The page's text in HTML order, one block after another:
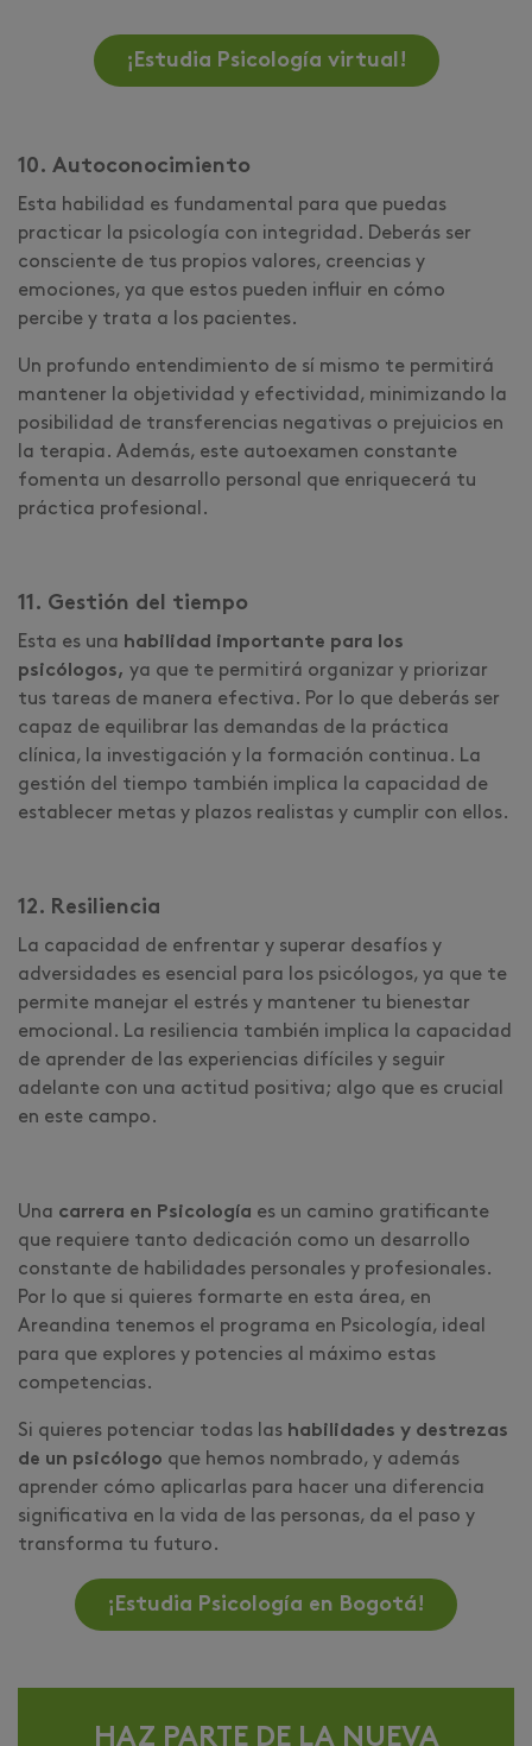
¡Estudia Psicología virtual!
10. Autoconocimiento
Esta habilidad es fundamental para que puedas
practicar la psicología con integridad. Deberás ser
consciente de tus propios valores, creencias y
emociones, ya que estos pueden influir en cómo
percibe y trata a los pacientes.
Un profundo entendimiento de sí mismo te permitirá
mantener la objetividad y efectividad, minimizando la
posibilidad de transferencias negativas o prejuicios en
la terapia. Además, este autoexamen constante
fomenta un desarrollo personal que enriquecerá tu
práctica profesional.
11. Gestión del tiempo
Esta es una habilidad importante para los
psicólogos, ya que te permitirá organizar y priorizar
tus tareas de manera efectiva. Por lo que deberás ser
capaz de equilibrar las demandas de la práctica
clínica, la investigación y la formación continua. La
gestión del tiempo también implica la capacidad de
establecer metas y plazos realistas y cumplir con ellos.
12. Resiliencia
La capacidad de enfrentar y superar desafíos y
adversidades es esencial para los psicólogos, ya que te
permite manejar el estrés y mantener tu bienestar
emocional. La resiliencia también implica la capacidad
de aprender de las experiencias difíciles y seguir
adelante con una actitud positiva; algo que es crucial
en este campo.
Una carrera en Psicología es un camino gratificante
que requiere tanto dedicación como un desarrollo
constante de habilidades personales y profesionales.
Por lo que si quieres formarte en esta área, en
Areandina tenemos el programa en Psicología, ideal
para que explores y potencies al máximo estas
competencias.
Si quieres potenciar todas las habilidades y destrezas
de un psicólogo que hemos nombrado, y además
aprender cómo aplicarlas para hacer una diferencia
significativa en la vida de las personas, da el paso y
transforma tu futuro.
¡Estudia Psicología en Bogotá!
HAZ PARTE DE LA NUEVA